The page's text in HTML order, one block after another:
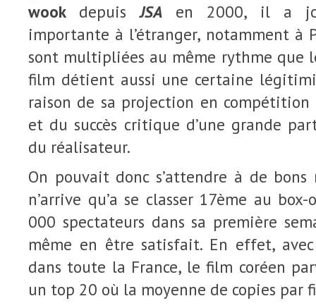
wook depuisJSA en 2000, il a
importante à l’étranger, notamment à
sont multipliées au même rythme que
film détient aussi une certaine
raison de sa projection en
et du succès critique d’une grande
du réalisateur.
On pouvait donc s’attendre à de
n’arrive qu’a se classer 17ème au
000 spectateurs dans sa première
même en être satisfait. En effet,
dans toute la France, le film coréen
un top 20 où la moyenne de copies par